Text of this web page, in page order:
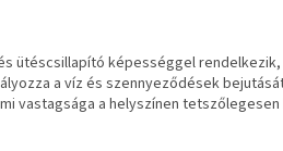
ütéscsillapító képességgel
a víz és szennyeződések
vastagsága a helyszínen